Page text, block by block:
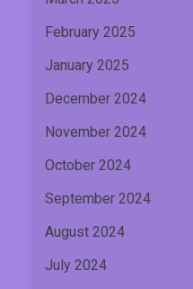
February 2025
January 2025
December 2024
November 2024
October 2024
September 2024
August 2024
July 2024